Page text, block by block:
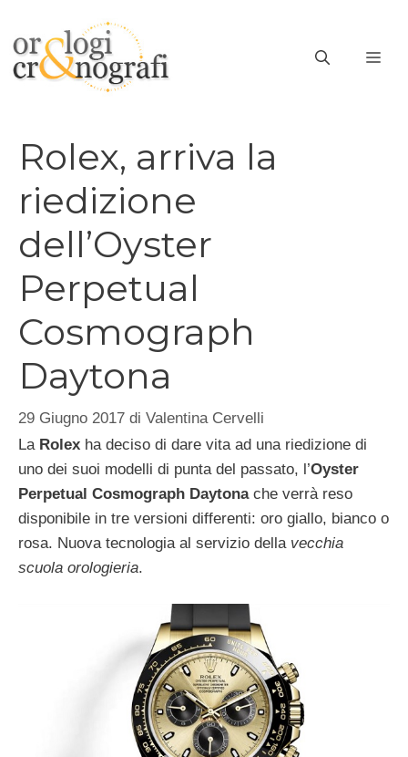
contenuto
Rolex, arriva la
riedizione
dell’Oyster
Perpetual
Cosmograph
Daytona
29 Giugno 2017 di Valentina Cervelli
La Rolex ha deciso di dare vita ad una riedizione di
uno dei suoi modelli di punta del passato, l’Oyster
Perpetual Cosmograph Daytonache verrà reso
disponibile in tre versioni differenti: oro giallo, bianco o
rosa. Nuova tecnologia al servizio della vecchia
scuola orologieria.